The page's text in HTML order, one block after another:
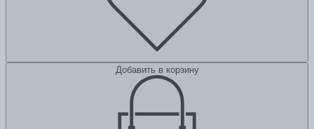
Добавить в корзину